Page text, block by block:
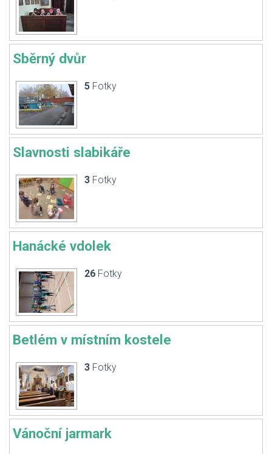
Sběrný dvůr
5 Fotky
Slavnosti slabikáře
3 Fotky
Hanácké vdolek
26 Fotky
Betlém v místním kostele
3 Fotky
Vánoční jarmark